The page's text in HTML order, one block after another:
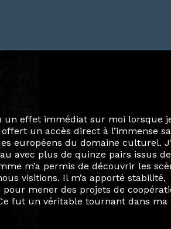
privée et ma vie professionnelle
Durant mon année au sein du
réseau européen aussi inattendu
au-delà de la salle de classe. En
camarades à collaborer sur des
de Helsinki à Kuala Lumpur,
renforçant ainsi ma vision de
à travers les disciplines et les